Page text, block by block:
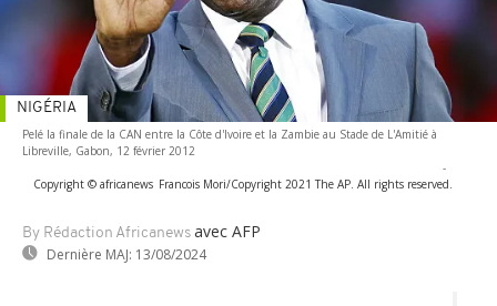
Pelé la finale de la CAN entre la Côte d'Ivoire et la Zambie au Stade de L'Amitié à
Libreville, Gabon, 12 février 2012
-
Copyright © africanews Francois Mori/Copyright 2021 The AP. All rights reserved.
By Rédaction Africanews avec AFP
Dernière MAJ: 13/08/2024
NIGÉRIA